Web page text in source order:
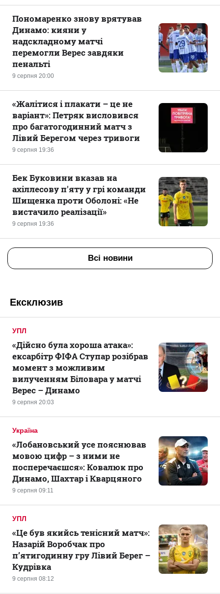
9 серпня 20:00
Пономаренко знову врятував
Динамо: кияни у
надскладному матчі
перемогли Верес завдяки
пенальті
9 серпня 19:36
«Жалітися і плакати – це не
варіант»: Петряк висловився
про багатогодинний матч з
Лівий Берегом через тривоги
9 серпня 19:36
Бек Буковини вказав на
ахіллесову п'яту у грі команди
Шищенка проти Оболоні: «Не
вистачило реалізації»
Всі новини
Ексклюзив
УПЛ
9 серпня 20:03
«Дійсно була хороша атака»:
ексарбітр ФІФА Ступар розібрав
момент з можливим
вилученням Біловара у матчі
Верес – Динамо
Україна
9 серпня 09:11
«Лобановський усе пояснював
мовою цифр – з ними не
посперечаєшся»: Ковалюк про
Динамо, Шахтар і Кварцяного
УПЛ
9 серпня 08:12
«Це був якийсь тенісний матч»:
Назарій Воробчак про
п’ятигодинну гру Лівий Берег –
Кудрівка